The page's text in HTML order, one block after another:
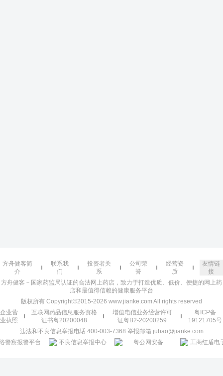
方舟健客简
介
联系我
们
投资者关
系
公司荣
誉
经营资
质
友情链
接
方舟健客－国家药监局认证的合法网上药店，致力于打造优质、低价、便捷的网上药
店和最值得信赖的健康服务平台
版权所有 Copyright©2015-2026 www.jianke.com All rights reserved
企业营
业执照
互联网药品信息服务资格
证书粤20200048
增值电信业务经营许可
证粤B2-20200259
粤ICP备
19121705号
违法和不良信息举报电话 400-003-7368 举报邮箱 jubao@jianke.com